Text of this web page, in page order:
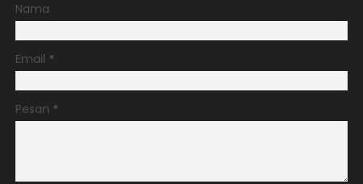
Nama
Email *
Pesan *